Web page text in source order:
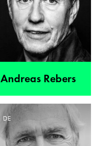
Andreas Rebers
DE